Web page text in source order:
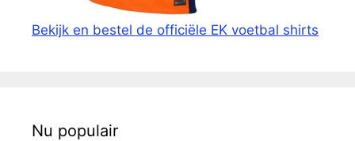
Bekijk en bestel de officiële EK voetbal shirts
Nu populair